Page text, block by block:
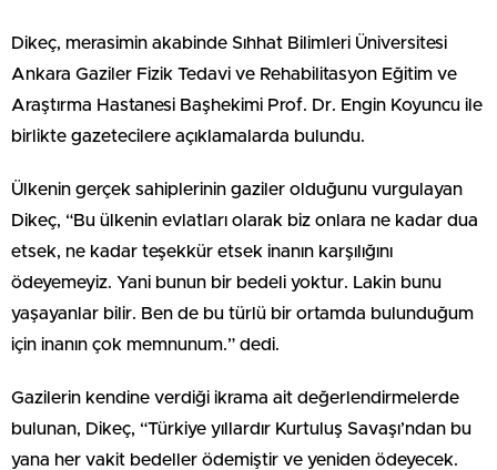
Dikeç, merasimin akabinde Sıhhat Bilimleri Üniversitesi
Ankara Gaziler Fizik Tedavi ve Rehabilitasyon Eğitim ve
Araştırma Hastanesi Başhekimi Prof. Dr. Engin Koyuncu ile
birlikte gazetecilere açıklamalarda bulundu.
Ülkenin gerçek sahiplerinin gaziler olduğunu vurgulayan
Dikeç, “Bu ülkenin evlatları olarak biz onlara ne kadar dua
etsek, ne kadar teşekkür etsek inanın karşılığını
ödeyemeyiz. Yani bunun bir bedeli yoktur. Lakin bunu
yaşayanlar bilir. Ben de bu türlü bir ortamda bulunduğum
için inanın çok memnunum.” dedi.
Gazilerin kendine verdiği ikrama ait değerlendirmelerde
bulunan, Dikeç, “Türkiye yıllardır Kurtuluş Savaşı’ndan bu
yana her vakit bedeller ödemiştir ve yeniden ödeyecek.